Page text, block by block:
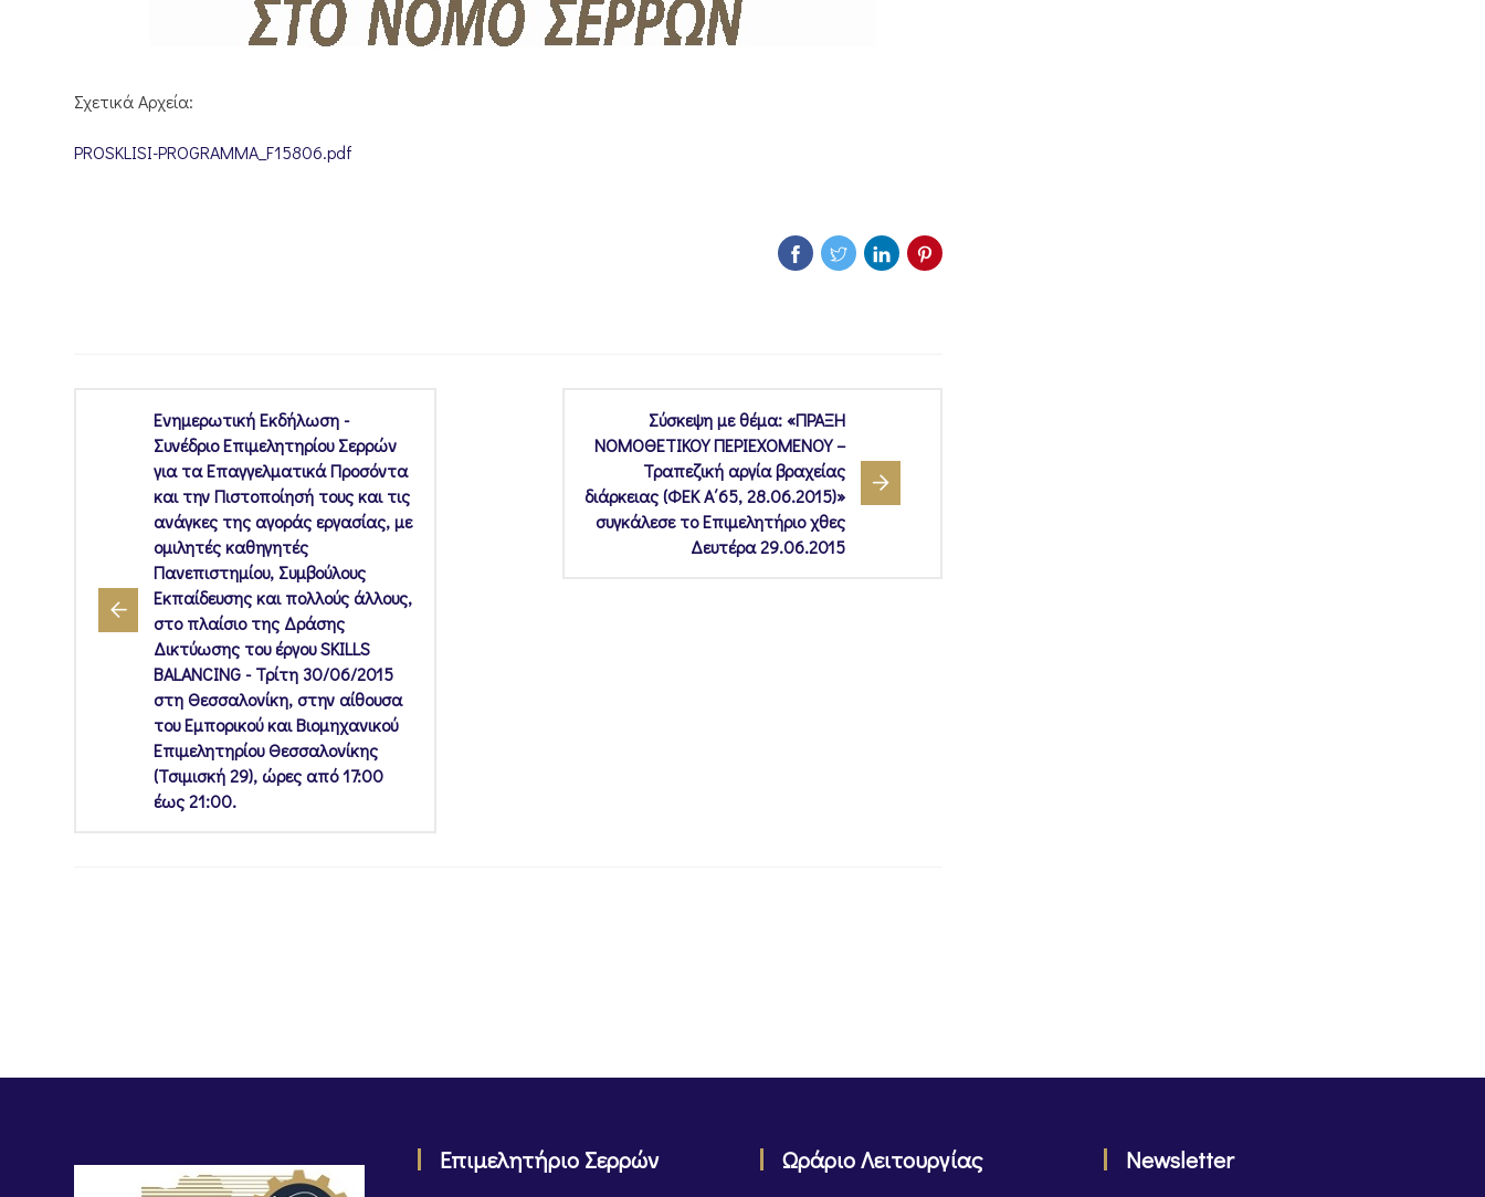
Σχετικά Αρχεία:
PROSKLISI-PROGRAMMA_F15806.pdf
Ενημερωτική Εκδήλωση -
Συνέδριο Επιμελητηρίου Σερρών
για τα Επαγγελματικά Προσόντα
και την Πιστοποίησή τους και τις
ανάγκες της αγοράς εργασίας, με
ομιλητές καθηγητές
Πανεπιστημίου, Συμβούλους
Εκπαίδευσης και πολλούς άλλους,
στο πλαίσιο της Δράσης
Δικτύωσης του έργου SKILLS
BALANCING - Τρίτη 30/06/2015
στη Θεσσαλονίκη, στην αίθουσα
του Εμπορικού και Βιομηχανικού
Επιμελητηρίου Θεσσαλονίκης
(Τσιμισκή 29), ώρες από 17:00
έως 21:00.
Σύσκεψη με θέμα: «ΠΡΑΞΗ
ΝΟΜΟΘΕΤΙΚΟΥ ΠΕΡΙΕΧΟΜΕΝΟΥ –
Τραπεζική αργία βραχείας
διάρκειας (ΦΕΚ Α΄65, 28.06.2015)»
συγκάλεσε το Επιμελητήριο χθες
Δευτέρα 29.06.2015
Επιμελητήριο Σερρών Ωράριο Λειτουργίας Newsletter